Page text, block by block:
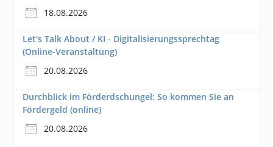
18.08.2026
Let's Talk About / KI - Digitalisierungssprechtag
(Online-Veranstaltung)
20.08.2026
Durchblick im Förderdschungel: So kommen Sie an
Fördergeld (online)
20.08.2026